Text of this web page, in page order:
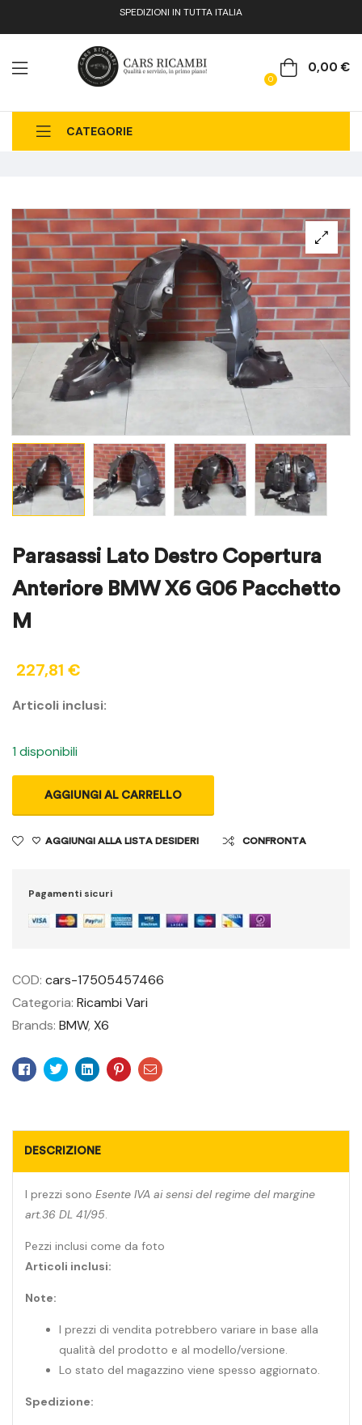
SPEDIZIONI IN TUTTA ITALIA
0
0,00€
CATEGORIE
Parasassi Lato Destro Copertura
Anteriore BMW X6 G06 Pacchetto
M
227,81 €
Articoli inclusi:
1 disponibili
AGGIUNGI AL CARRELLO
AGGIUNGI ALLA LISTA DESIDERI CONFRONTA
Pagamenti sicuri
COD: cars-17505457466
Categoria: Ricambi Vari
Brands: BMW, X6
Facebook
TwitterLinkedinPinterest
Email
DESCRIZIONE
I prezzi sono Esente IVA ai sensi del regime del margine
art.36 DL 41/95.
Pezzi inclusi come da foto
Articoli inclusi:
Note:
I prezzi di vendita potrebbero variare in base alla
qualità del prodotto e al modello/versione.
Lo stato del magazzino viene spesso aggiornato.
Spedizione: